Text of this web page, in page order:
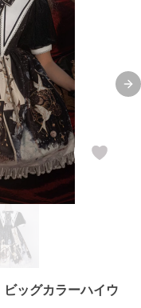
ッグカラーハイウ